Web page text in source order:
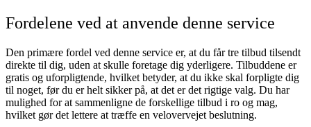
Fordelene ved at anvende denne service
Den primære fordel ved denne service er, at du får tre tilbud tilsendt
direkte til dig, uden at skulle foretage dig yderligere. Tilbuddene er
gratis og uforpligtende, hvilket betyder, at du ikke skal forpligte dig
til noget, før du er helt sikker på, at det er det rigtige valg. Du har
mulighed for at sammenligne de forskellige tilbud i ro og mag,
hvilket gør det lettere at træffe en velovervejet beslutning.